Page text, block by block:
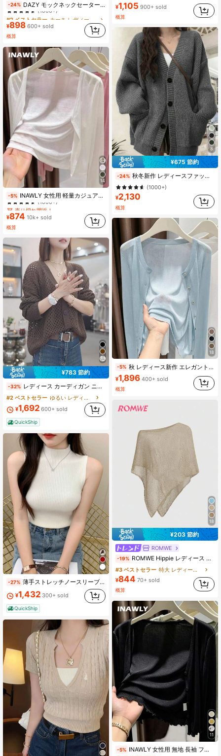
-24% DAZY モックネックセーターベスト、秋服
(1000+)
#2 ベストセラー
(1000+)
#2 ベストセラー
(1000+)
#2 ベストセラー
カーキ レディースセーターベスト
¥898 600+ sold
概算
14
-5% INAWLY 女性用 軽量カジュアルカーディガン、夏用
売り切れ間近！
(1000+)
売り切れ間近！
(1000+)
売り切れ間近！
(1000+)
売り切れ間近！
¥874 10k+ sold
概算
¥783 節約
-32% レディース カーディガン ニット Vネック 透かし編み ゆったり 体型カバー 着痩せ 二の腕 華奢見え 羽織り トップス 大人可愛い きれいめ カジュアル オフィス デート 透け感 メッシュ 春 夏 長袖 冷房 紫外線日焼け防止
#2 ベストセラー
ゆるい レディースカーディガン
¥1,692 600+ sold
QuickShip
-27% 薄手ストレッチノースリーブ コンパクトサイズで着回し自在 ニット素材肌触り柔らか インナーはもちろん単体着もおしゃれエレガント
¥1,432 300+ sold
QuickShip
¥1,105 900+ sold
概算
8
¥675 節約
-24% 秋冬新作 レディースファッション エレガント ニットカーディガンセーター[サイズが大きめです。サイズの間にある場合は1サイズ小さめをお選びください] カジュアル秋
(1000+)
¥2,130
概算
18
-5% 秋 レディース新作 エレガント カジュアル ニット 薄手カーディガン 無地 ラウンドネック 長袖 シングルボタン ファッション ミニマル 通勤向け シアーニットカーディガン ストリートウェア
¥1,896 400+ sold
概算
18
¥203 節約
ROMWE
-19% ROMWE Hippie レディース ルーズ ホロー ニットブラウス、ビーチバケーション向け
#3 ベストセラー
特大 レディースセーター
¥844 70+ sold
概算
11
-5% INAWLY 女性用 無地 長袖 フリルトリム カーディガン 秋冬 レディースウェア
#1 ベストセラー
レディースカーディガン
売り切れ間近！